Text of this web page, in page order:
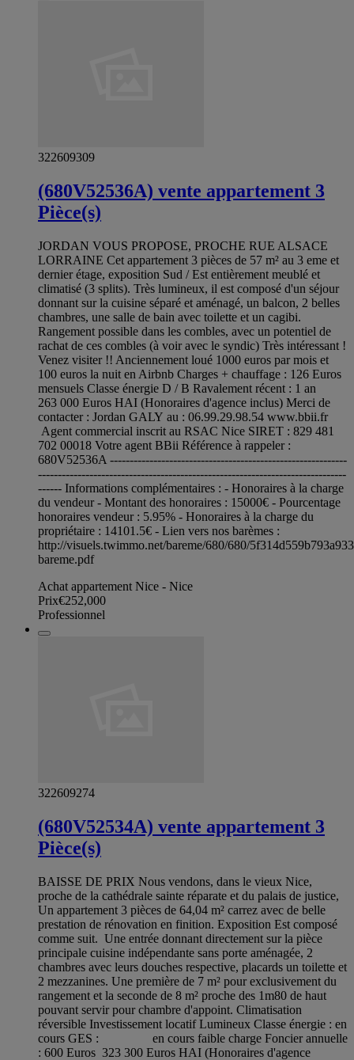
322609309
(680V52536A) vente appartement 3
Pièce(s)
JORDAN VOUS PROPOSE, PROCHE RUE ALSACE
LORRAINE Cet appartement 3 pièces de 57 m² au 3 eme et
dernier étage, exposition Sud / Est entièrement meublé et
climatisé (3 splits). Très lumineux, il est composé d'un séjour
donnant sur la cuisine séparé et aménagé, un balcon, 2 belles
chambres, une salle de bain avec toilette et un cagibi.
Rangement possible dans les combles, avec un potentiel de
rachat de ces combles (à voir avec le syndic) Très intéressant !
Venez visiter !! Anciennement loué 1000 euros par mois et
100 euros la nuit en Airbnb Charges + chauffage : 126 Euros
mensuels Classe énergie D / B Ravalement récent : 1 an
263 000 Euros HAI (Honoraires d'agence inclus) Merci de
contacter : Jordan GALY au : 06.99.29.98.54 www.bbii.fr
Agent commercial inscrit au RSAC Nice SIRET : 829 481
702 00018 Votre agent BBii Référence à rappeler :
680V52536A ------------------------------------------------------------
------------------------------------------------------------------------------
------ Informations complémentaires : - Honoraires à la charge
du vendeur - Montant des honoraires : 15000€ - Pourcentage
honoraires vendeur : 5.95% - Honoraires à la charge du
propriétaire : 14101.5€ - Lien vers nos barèmes :
http://visuels.twimmo.net/bareme/680/680/
bareme.pdf
Achat appartement Nice - Nice
Prix€252,000
Professionnel
322609274
(680V52534A) vente appartement 3
Pièce(s)
BAISSE DE PRIX Nous vendons, dans le vieux Nice,
proche de la cathédrale sainte réparate et du palais de justice,
Un appartement 3 pièces de 64,04 m² carrez avec de belle
prestation de rénovation en finition. Exposition Est composé
comme suit. Une entrée donnant directement sur la pièce
principale cuisine indépendante sans porte aménagée, 2
chambres avec leurs douches respective, placards un toilette et
2 mezzanines. Une première de 7 m² pour exclusivement du
rangement et la seconde de 8 m² proche des 1m80 de haut
pouvant servir pour chambre d'appoint. Climatisation
réversible Investissement locatif Lumineux Classe énergie : en
cours GES : en cours faible charge Foncier annuelle
: 600 Euros 323 300 Euros HAI (Honoraires d'agence